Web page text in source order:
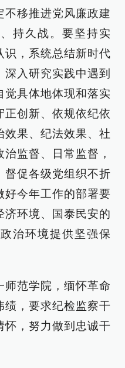
不移推进党风廉政建
持久战。要坚持实
识，系统总结新时代
入研究实践中遇到
觉具体地体现和落实
正创新、依规依纪依
效果、纪法效果、社
监督、日常监督，
督促各级党组织不折
好今年工作的部署要
济环境、国泰民安的
治环境提供坚强保
师范学院，缅怀革命
绩，要求纪检监察干
怀，努力做到忠诚干